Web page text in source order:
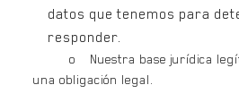
datos que tenemos para
responder.
o Nuestra base jurídica
una obligación legal.